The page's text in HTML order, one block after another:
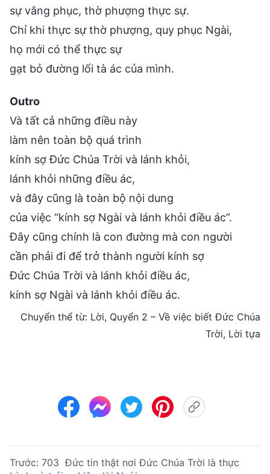
sự vâng phục, thờ phượng thực sự.
Chỉ khi thực sự thờ phượng, quy phục Ngài,
họ mới có thể thực sự
gạt bỏ đường lối tà ác của mình.
Outro
Và tất cả những điều này
làm nên toàn bộ quá trình
kính sợ Đức Chúa Trời và lánh khỏi,
lánh khỏi những điều ác,
và đây cũng là toàn bộ nội dung
của việc “kính sợ Ngài và lánh khỏi điều ác”.
Đây cũng chính là con đường mà con người
cần phải đi để trở thành người kính sợ
Đức Chúa Trời và lánh khỏi điều ác,
kính sợ Ngài và lánh khỏi điều ác.
Chuyển thể từ: Lời, Quyển 2 – Về việc biết Đức Chúa
Trời, Lời tựa
Trước: 703 Đức tin thật nơi Đức Chúa Trời là thực